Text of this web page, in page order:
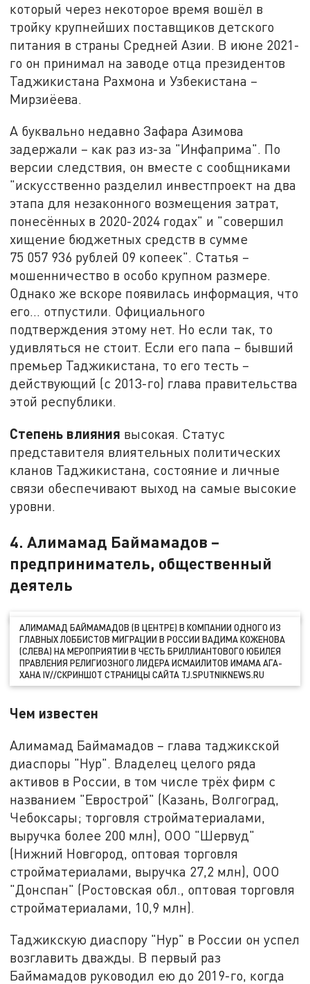
который через некоторое время вошёл в
тройку крупнейших поставщиков детского
питания в страны Средней Азии. В июне 2021-
го он принимал на заводе отца президентов
Таджикистана Рахмона и Узбекистана –
Мирзиёева.
А буквально недавно Зафара Азимова
задержали – как раз из-за "Инфаприма". По
версии следствия, он вместе с сообщниками
"искусственно разделил инвестпроект на два
этапа для незаконного возмещения затрат,
понесённых в 2020-2024 годах" и "совершил
хищение бюджетных средств в сумме
75 057 936 рублей 09 копеек". Статья –
мошенничество в особо крупном размере.
Однако же вскоре появилась информация, что
его... отпустили. Официального
подтверждения этому нет. Но если так, то
удивляться не стоит. Если его папа – бывший
премьер Таджикистана, то его тесть –
действующий (с 2013-го) глава правительства
этой республики.
Степень влияния высокая. Статус
представителя влиятельных политических
кланов Таджикистана, состояние и личные
связи обеспечивают выход на самые высокие
уровни.
4. Алимамад Баймамадов –
предприниматель, общественный
деятель
АЛИМАМАД БАЙМАМАДОВ (В ЦЕНТРЕ) В КОМПАНИИ ОДНОГО ИЗ
ГЛАВНЫХ ЛОББИСТОВ МИГРАЦИИ В РОССИИ ВАДИМА КОЖЕНОВА
(СЛЕВА) НА МЕРОПРИЯТИИ В ЧЕСТЬ БРИЛЛИАНТОВОГО ЮБИЛЕЯ
ПРАВЛЕНИЯ РЕЛИГИОЗНОГО ЛИДЕРА ИСМАИЛИТОВ ИМАМА АГА-
ХАНА IV//СКРИНШОТ СТРАНИЦЫ САЙТА TJ.SPUTNIKNEWS.RU
Чем известен
Алимамад Баймамадов – глава таджикской
диаспоры "Нур". Владелец целого ряда
активов в России, в том числе трёх фирм с
названием "Еврострой" (Казань, Волгоград,
Чебоксары; торговля стройматериалами,
выручка более 200 млн), ООО "Шервуд"
(Нижний Новгород, оптовая торговля
стройматериалами, выручка 27,2 млн), ООО
"Донспан" (Ростовская обл., оптовая торговля
стройматериалами, 10,9 млн).
Таджикскую диаспору "Нур" в России он успел
возглавить дважды. В первый раз
Баймамадов руководил ею до 2019-го, когда